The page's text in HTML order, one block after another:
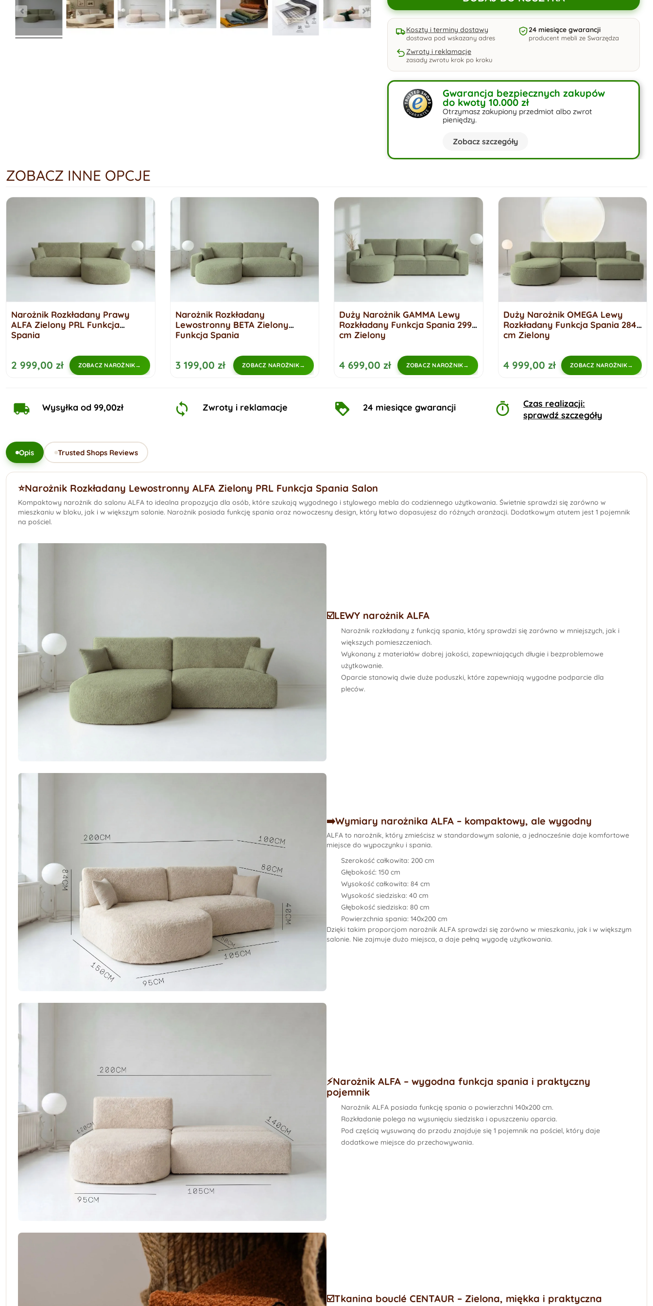
Koszty i terminy dostawy
dostawa pod wskazany adres
24 miesiące gwarancji
producent mebli ze Swarzędza
Zwroty i reklamacje
zasady zwrotu krok po kroku
Gwarancja bezpiecznych zakupów
do kwoty 10.000 zł
Otrzymasz zakupiony przedmiot albo zwrot
pieniędzy.
Zobacz szczegóły
ZOBACZ INNE OPCJE
Narożnik Rozkładany Prawy
ALFA Zielony PRL Funkcja
Spania
2 999,00 zł ZOBACZ NAROŻNIK
Narożnik Rozkładany
Lewostronny BETA Zielony
Funkcja Spania
3 199,00 zł ZOBACZ NAROŻNIK
Duży Narożnik GAMMA Lewy
Rozkładany Funkcja Spania 299
cm Zielony
4 699,00 zł ZOBACZ NAROŻNIK
Duży Narożnik OMEGA Lewy
Rozkładany Funkcja Spania 284
cm Zielony
4 999,00 zł ZOBACZ NAROŻNIK
Wysyłka od 99,00zł Zwroty i reklamacje 24 miesiące gwarancji
Czas realizacji:
sprawdź szczegóły
Opis Trusted Shops Reviews
⭐️Narożnik Rozkładany Lewostronny ALFA Zielony PRL Funkcja Spania Salon
Kompaktowy narożnik do salonu ALFA to idealna propozycja dla osób, które szukają wygodnego i stylowego mebla do codziennego użytkowania. Świetnie sprawdzi się zarówno w
mieszkaniu w bloku, jak i w większym salonie. Narożnik posiada funkcję spania oraz nowoczesny design, który łatwo dopasujesz do różnych aranżacji. Dodatkowym atutem jest 1 pojemnik
na pościel.
☑️LEWY narożnik ALFA
Narożnik rozkładany z funkcją spania, który sprawdzi się zarówno w mniejszych, jak i
większych pomieszczeniach.
Wykonany z materiałów dobrej jakości, zapewniających długie i bezproblemowe
użytkowanie.
Oparcie stanowią dwie duże poduszki, które zapewniają wygodne podparcie dla
pleców.
➡️Wymiary narożnika ALFA – kompaktowy, ale wygodny
ALFA to narożnik, który zmieścisz w standardowym salonie, a jednocześnie daje komfortowe
miejsce do wypoczynku i spania.
Szerokość całkowita: 200 cm
Głębokość: 150 cm
Wysokość całkowita: 84 cm
Wysokość siedziska: 40 cm
Głębokość siedziska: 80 cm
Powierzchnia spania: 140x200 cm
Dzięki takim proporcjom narożnik ALFA sprawdzi się zarówno w mieszkaniu, jak i w większym
salonie. Nie zajmuje dużo miejsca, a daje pełną wygodę użytkowania.
⚡️Narożnik ALFA – wygodna funkcja spania i praktyczny
pojemnik
Narożnik ALFA posiada funkcję spania o powierzchni 140x200 cm.
Rozkładanie polega na wysunięciu siedziska i opuszczeniu oparcia.
Pod częścią wysuwaną do przodu znajduje się 1 pojemnik na pościel , który daje
dodatkowe miejsce do przechowywania.
☑️Tkanina bouclé CENTAUR – Zielona, miękka i praktyczna